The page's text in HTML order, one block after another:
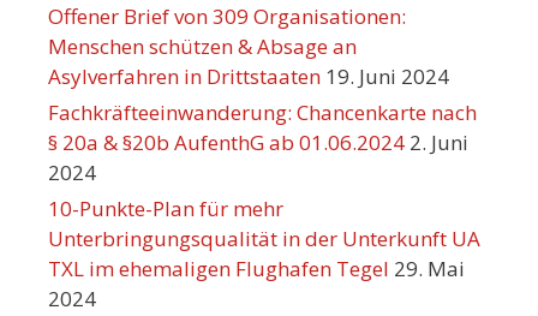
Offener Brief von 309 Organisationen:
Menschen schützen & Absage an
Asylverfahren in Drittstaaten 19. Juni 2024
Fachkräfteeinwanderung: Chancenkarte nach
§ 20a & §20b AufenthG ab 01.06.2024 2. Juni
2024
10-Punkte-Plan für mehr
Unterbringungsqualität in der Unterkunft UA
TXL im ehemaligen Flughafen Tegel 29. Mai
2024